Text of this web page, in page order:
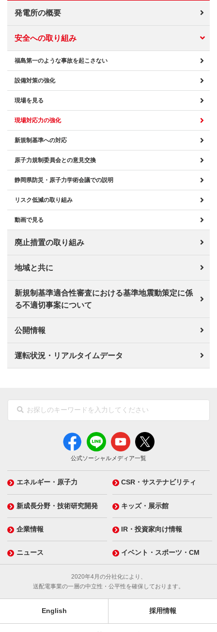
発電所の概要
安全への取り組み
福島第一のような事故を起こさない
設備対策の強化
現場を見る
現場対応力の強化
新規制基準への対応
原子力規制委員会との意見交換
静岡県防災・原子力学術会議での説明
リスク低減の取り組み
動画で見る
廃止措置の取り組み
地域と共に
新規制基準適合性審査における基準地震動策定に係
る不適切事案について
公開情報
運転状況・リアルタイムデータ
公式ソーシャルメディア一覧
エネルギー・原子力 CSR・サステナビリティ
新成長分野・技術研究開発 キッズ・展示館
企業情報 IR・投資家向け情報
ニュース イベント・スポーツ・CM
2020年4月の分社化により、
送配電事業の一層の中立性・公平性を確保しております。
English 採用情報